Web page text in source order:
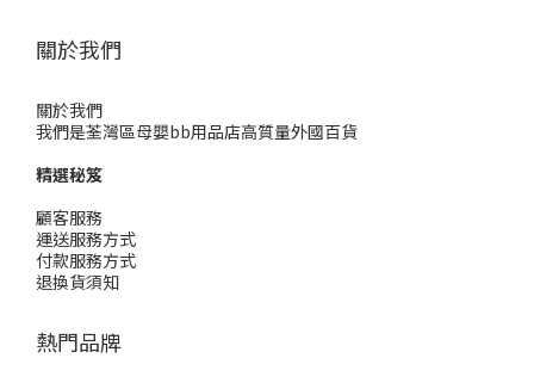
關於我們
關於我們
我們是荃灣區母嬰bb用品店高質量外國百貨
精選秘笈
顧客服務
運送服務方式
付款服務方式
退換貨須知
熱門品牌